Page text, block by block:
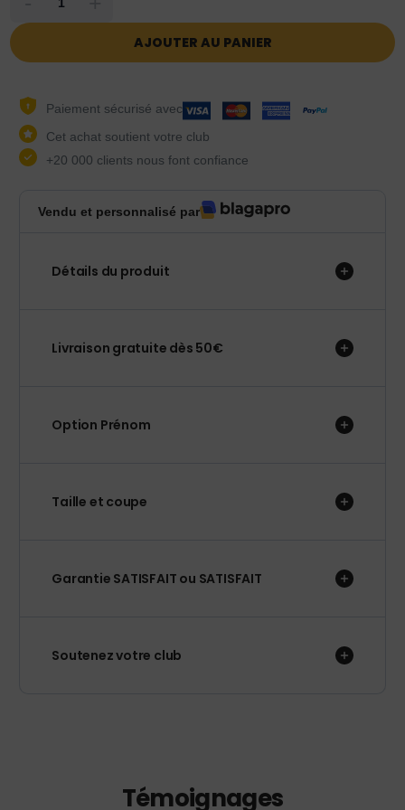
AJOUTER AU PANIER
Paiement sécurisé avec
Cet achat soutient votre club
+20 000 clients nous font confiance
Vendu et personnalisé par
Détails du produit
Livraison gratuite dès 50€
Option Prénom
Taille et coupe
Garantie SATISFAIT ou SATISFAIT
Soutenez votre club
Témoignages